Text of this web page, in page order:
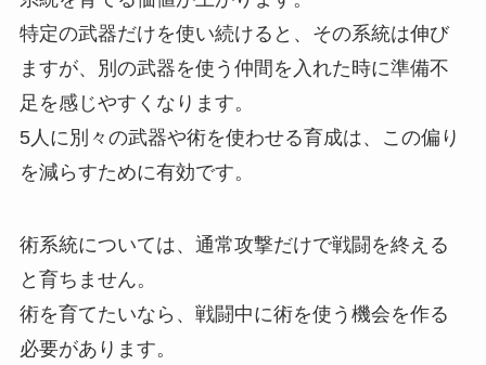
特定の武器だけを使い続けると、その系統は伸び
ますが、別の武器を使う仲間を入れた時に準備不
足を感じやすくなります。
5人に別々の武器や術を使わせる育成は、この偏り
を減らすために有効です。
術系統については、通常攻撃だけで戦闘を終える
と育ちません。
術を育てたいなら、戦闘中に術を使う機会を作る
必要があります。